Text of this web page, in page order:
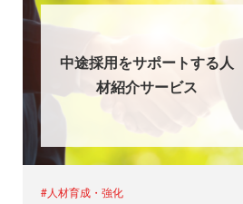
中途採用をサポートする人
材紹介サービス
#人材育成・強化